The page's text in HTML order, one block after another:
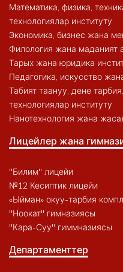
Математика, физика,
технологиялар институту
Экономика, бизнес жана
Филология жана маданият
Тарых жана юридика
Педагогика, искусство
Табият таануу, дене
технологиялар институту
Нанотехнология жана
Лицейлер жана
"Билим" лицейи
№12 Кесиптик лицейи
«Ыйман» окуу-тарбия
"Ноокат" гимназиясы
"Кара-Суу" гиммназиясы
Департаменттер